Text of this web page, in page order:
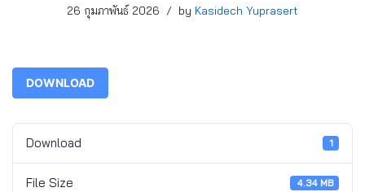
26 กุมภาพันธ์ 2026 by Kasidech Yuprasert
DOWNLOAD
Download 1
File Size 4.34 MB